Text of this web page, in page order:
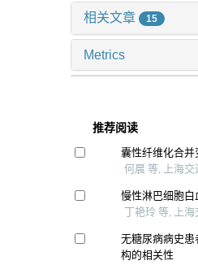
相关文章 15
Metrics
推荐阅读
囊性纤维化合
何晨 等, 上海
慢性淋巴细胞
丁艳玲 等, 上
无糖尿病病史
构的相关性